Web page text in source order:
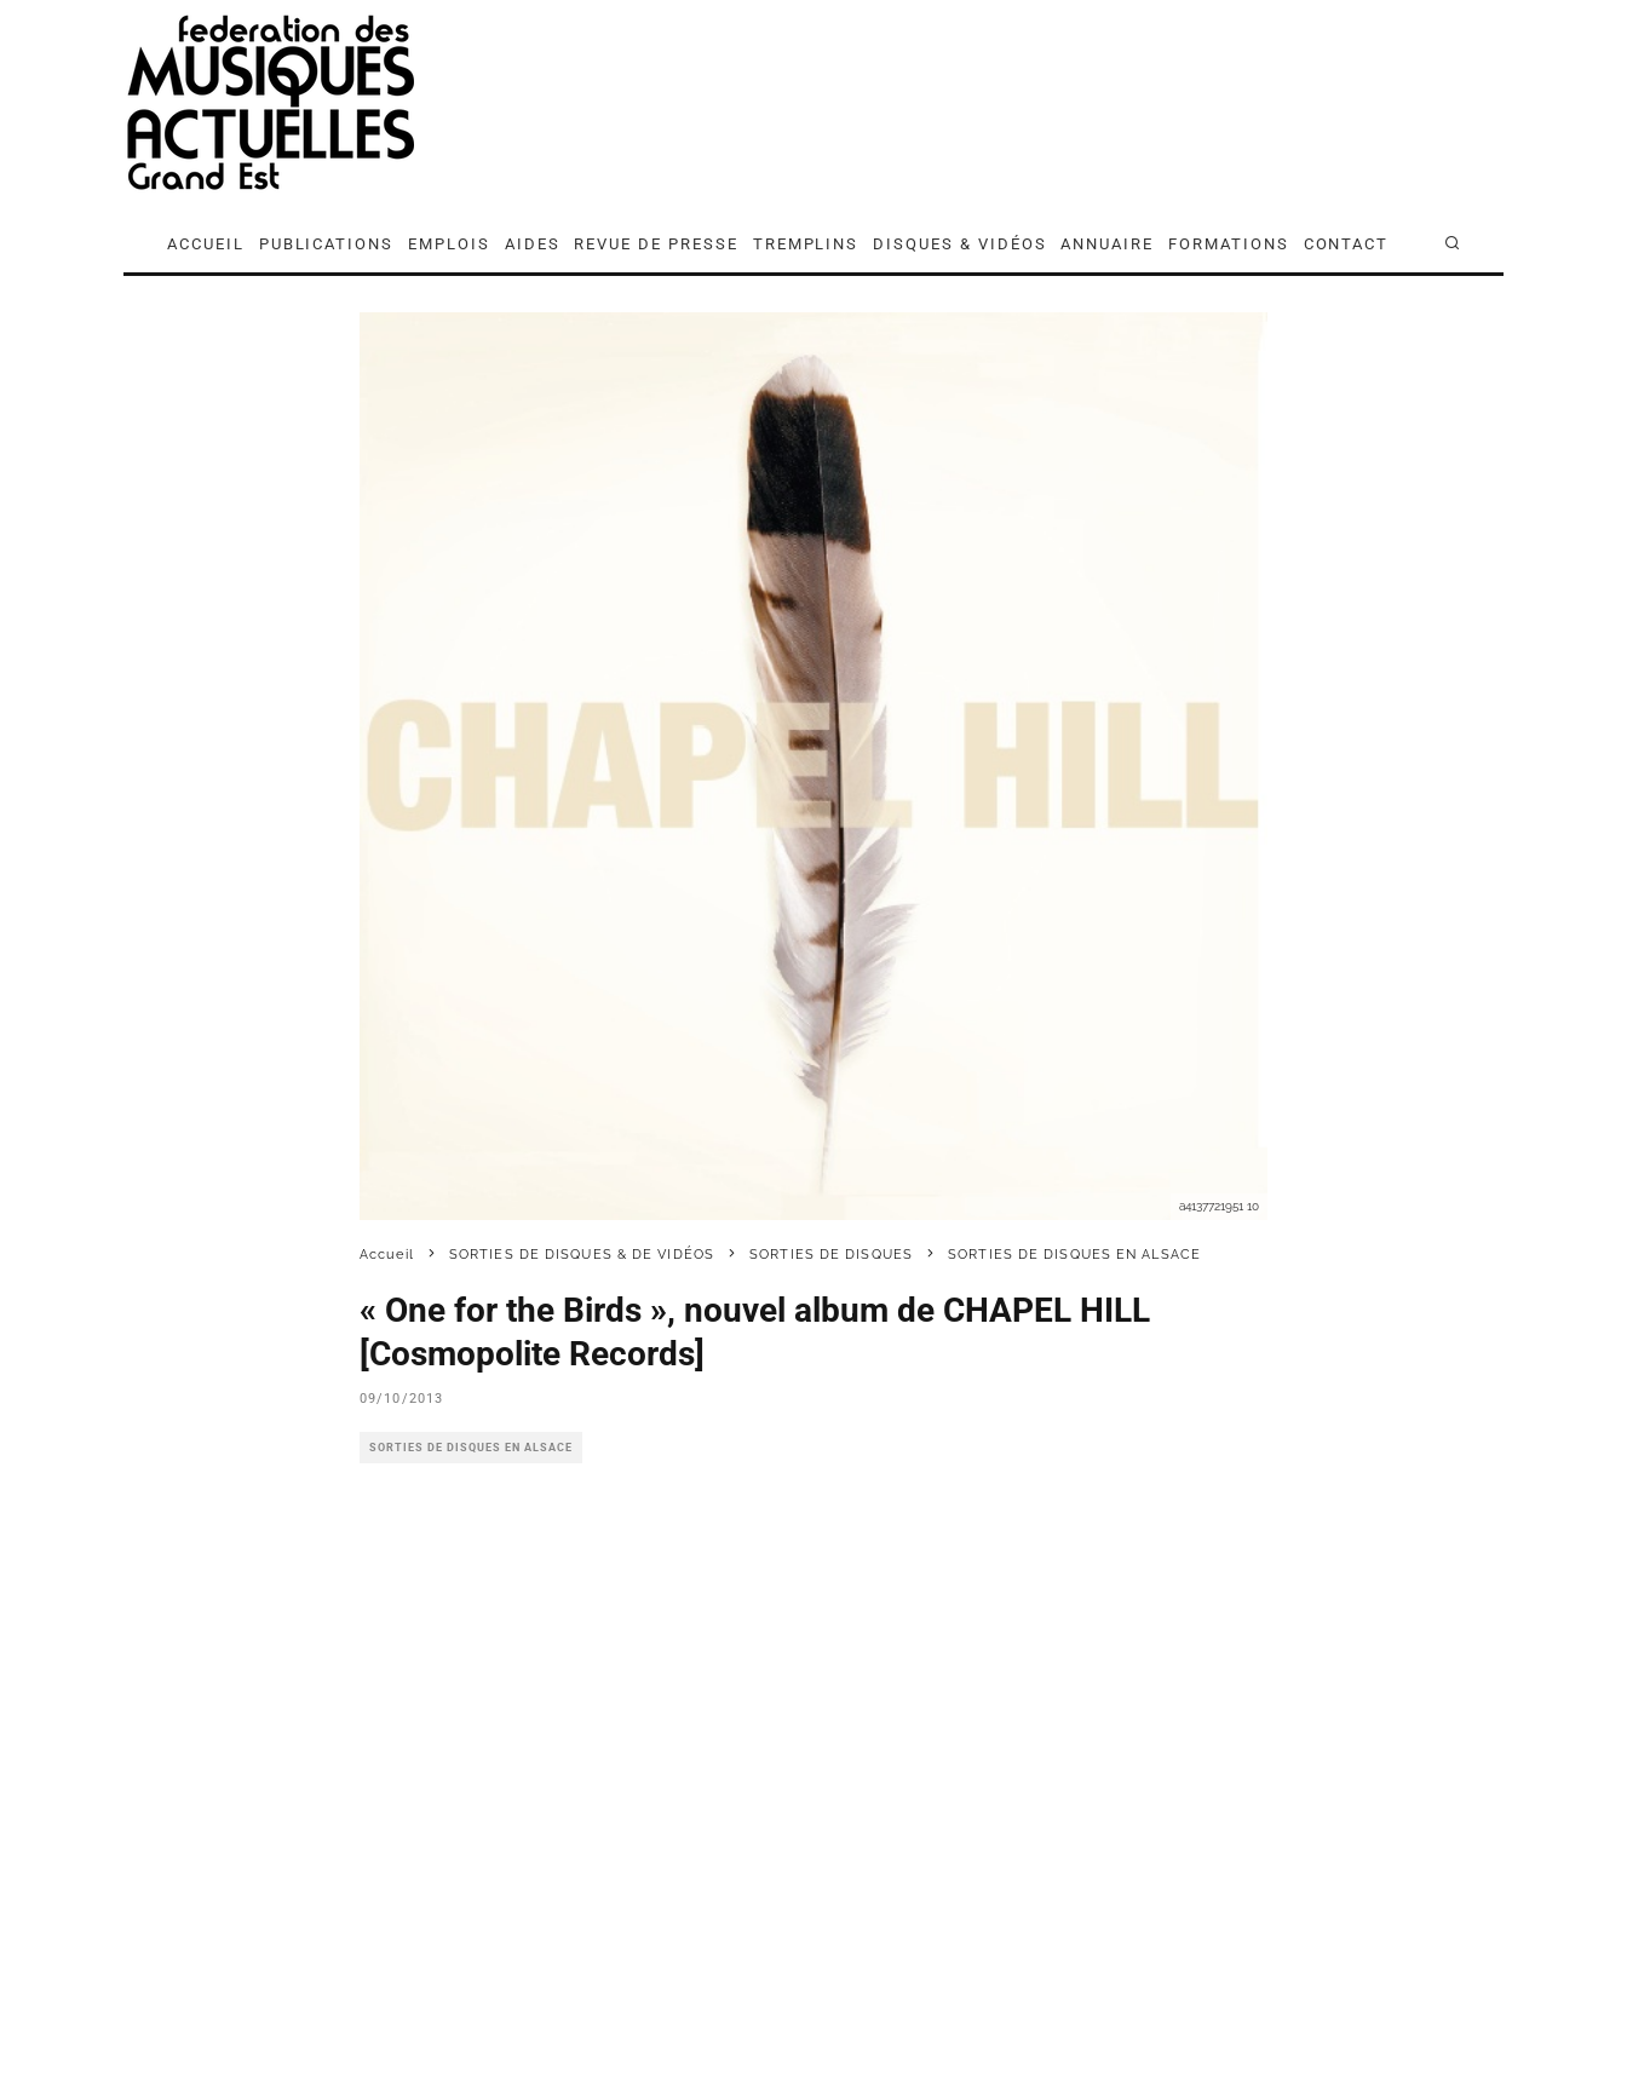
ACCUEIL PUBLICATIONS EMPLOIS AIDES REVUE DE PRESSE TREMPLINS DISQUES & VIDÉOS ANNUAIRE FORMATIONS CONTACT
a4137721951 10
Accueil SORTIES DE DISQUES & DE VIDÉOS SORTIES DE DISQUES SORTIES DE DISQUES EN ALSACE
« One for the Birds », nouvel album de CHAPEL HILL
[Cosmopolite Records]
09/10/2013
SORTIES DE DISQUES EN ALSACE